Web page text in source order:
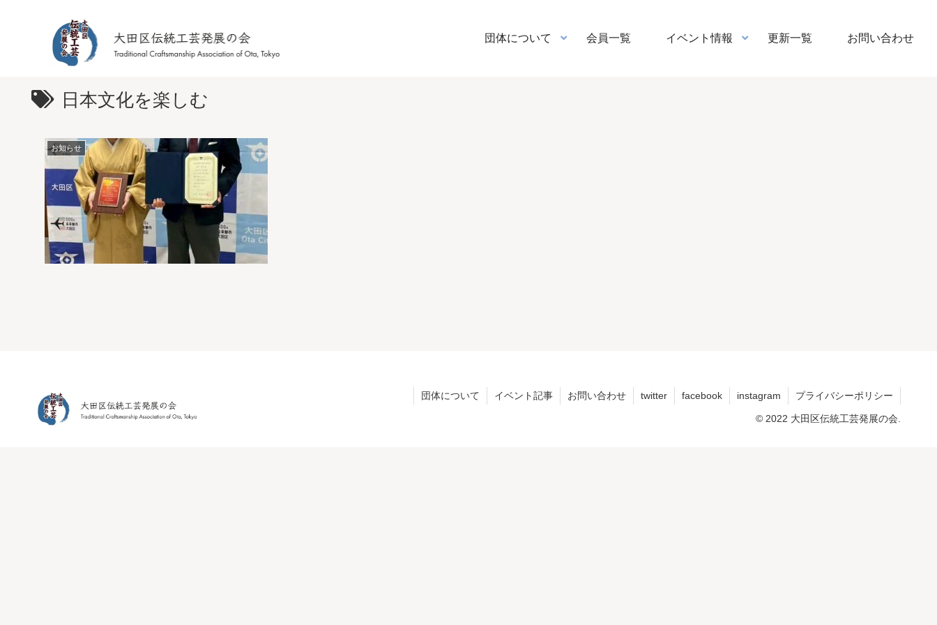
団体について 会員一覧 イベント情報 更新一覧 お問い合わせ
日本文化を楽しむ
お知らせ
団体について イベント記事 お問い合わせ twitter facebook instagram プライバシーポリシー
© 2022 大田区伝統工芸発展の会.